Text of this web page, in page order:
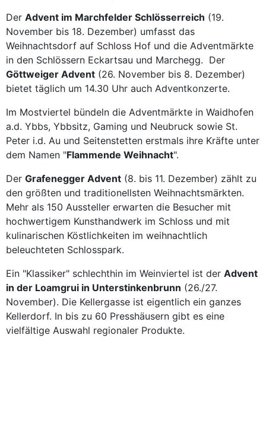
Der Advent im Marchfelder Schlösserreich (19.
November bis 18. Dezember) umfasst das
Weihnachtsdorf auf Schloss Hof und die Adventmärkte
in den Schlössern Eckartsau und Marchegg. Der
Göttweiger Advent (26. November bis 8. Dezember)
bietet täglich um 14.30 Uhr auch Adventkonzerte.
Im Mostviertel bündeln die Adventmärkte in Waidhofen
a.d. Ybbs, Ybbsitz, Gaming und Neubruck sowie St.
Peter i.d. Au und Seitenstetten erstmals ihre Kräfte unter
dem Namen "Flammende Weihnacht".
Der Grafenegger Advent (8. bis 11. Dezember) zählt zu
den größten und traditionellsten Weihnachtsmärkten.
Mehr als 150 Aussteller erwarten die Besucher mit
hochwertigem Kunsthandwerk im Schloss und mit
kulinarischen Köstlichkeiten im weihnachtlich
beleuchteten Schlosspark.
Ein "Klassiker" schlechthin im Weinviertel ist der Advent
in der Loamgrui in Unterstinkenbrunn (26./27.
November). Die Kellergasse ist eigentlich ein ganzes
Kellerdorf. In bis zu 60 Presshäusern gibt es eine
vielfältige Auswahl regionaler Produkte.